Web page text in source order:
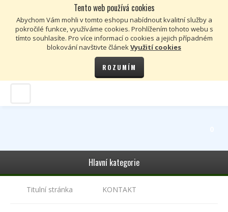
Tento web používá cookies
Abychom Vám mohli v tomto eshopu nabídnout kvalitní služby a
pokročilé funkce, využíváme cookies. Prohlížením tohoto webu s
tímto souhlasíte. Pro více informací o cookies a jejich případném
blokování navštivte článekVyužití cookies
ROZUMÍM
€
Hlavní kategorie
Titulní stránka KONTAKT